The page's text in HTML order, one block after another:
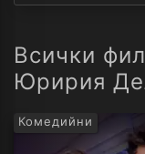
Всички
Юририя
Комедийни